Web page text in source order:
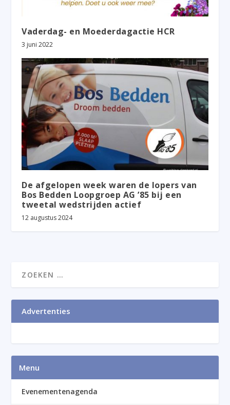
Vaderdag- en Moederdagactie HCR
3 juni 2022
De afgelopen week waren de lopers van
Bos Bedden Loopgroep AG ’85 bij een
tweetal wedstrijden actief
12 augustus 2024
Advertenties
Menu
Evenementenagenda